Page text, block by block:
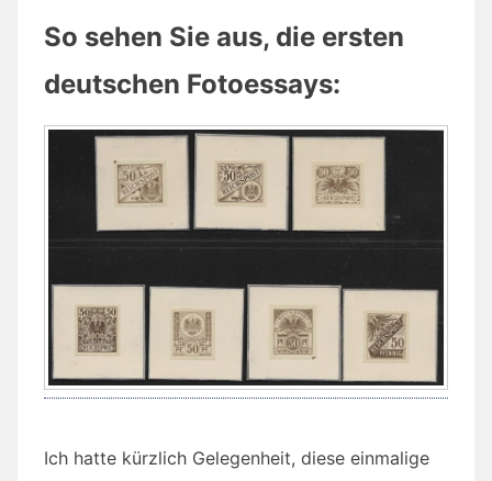
So sehen Sie aus, die ersten
deutschen Fotoessays:
Ich hatte kürzlich Gelegenheit, diese einmalige